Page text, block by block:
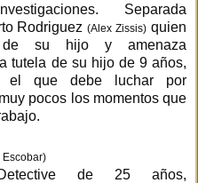
Separada
Rodriguez(Alex Zissis) quien
su hijo y amenaza
tutela de su hijo de 9 años,
el que debe luchar por
pocos los momentos que
Escobar)
de 25 años,